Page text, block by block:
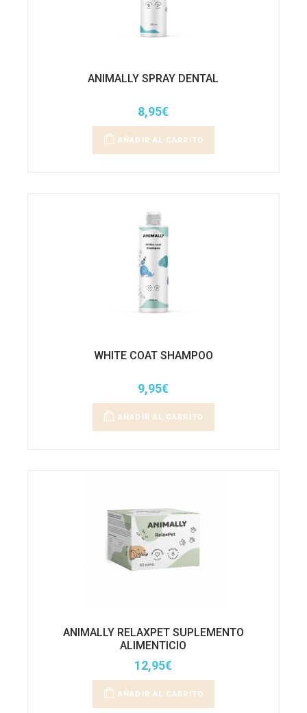
ANIMALLY SPRAY DENTAL
8,95€
AÑADIR AL CARRITO
WHITE COAT SHAMPOO
9,95€
AÑADIR AL CARRITO
ANIMALLY RELAXPET SUPLEMENTO
ALIMENTICIO
12,95€
AÑADIR AL CARRITO